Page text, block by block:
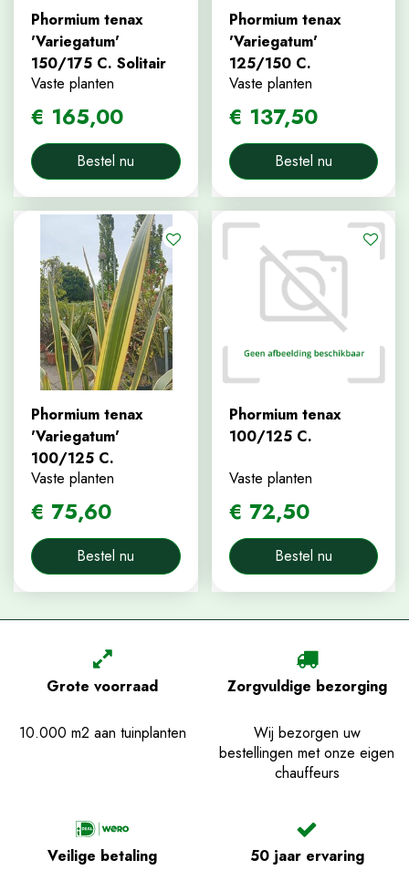
Phormium tenax
'Variegatum'
150/175 C. Solitair
Vaste planten
€ 165,00
Bestel nu
Phormium tenax
'Variegatum'
125/150 C.
Vaste planten
€ 137,50
Bestel nu
Phormium tenax
'Variegatum'
100/125 C.
Vaste planten
€ 75,60
Bestel nu
Phormium tenax
100/125 C.
Vaste planten
€ 72,50
Bestel nu
Grote voorraad
10.000 m2 aan tuinplanten
Zorgvuldige bezorging
Wij bezorgen uw
bestellingen met onze eigen
chauffeurs
Veilige betaling 50 jaar ervaring